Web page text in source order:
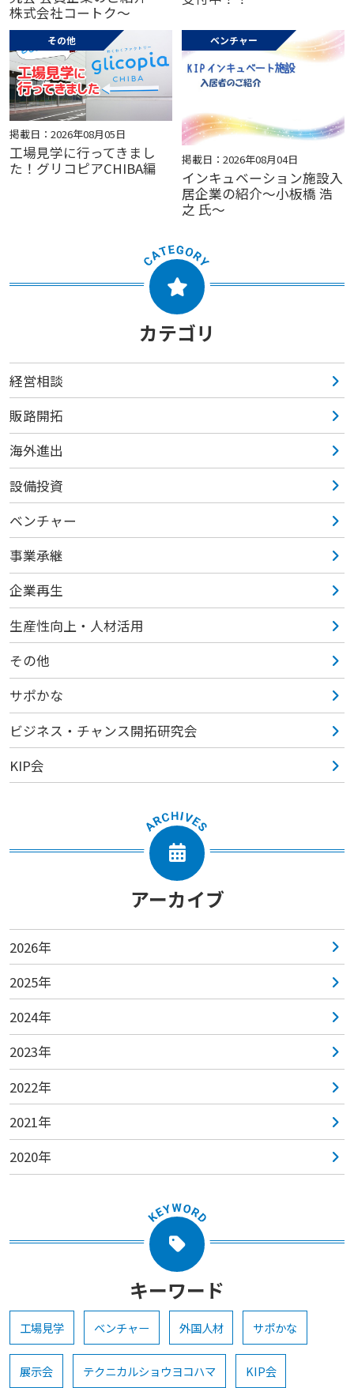
株式会社コートク～
その他
掲載日：2026年08月05日
工場見学に行ってきまし
た！グリコピアCHIBA編
ベンチャー
掲載日：2026年08月04日
インキュベーション施設入
居企業の紹介～小板橋 浩
之 氏～
カテゴリ
経営相談
販路開拓
海外進出
設備投資
ベンチャー
事業承継
企業再生
生産性向上・人材活用
その他
サポかな
ビジネス・チャンス開拓研究会
KIP会
アーカイブ
2026年
2025年
2024年
2023年
2022年
2021年
2020年
キーワード
工場見学 ベンチャー 外国人材 サポかな
展示会 テクニカルショウヨコハマ KIP会